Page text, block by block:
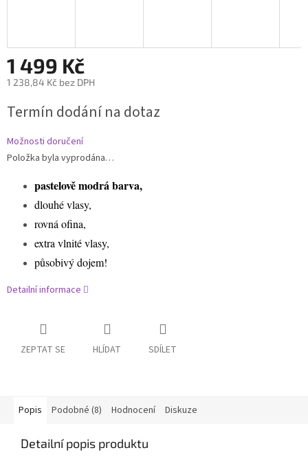
1 499 Kč
1 238,84 Kč bez DPH
cena:
Termín dodání na dotaz
Možnosti doručení
Položka byla vyprodána…
pastelově modrá barva,
dlouhé vlasy,
rovná ofina,
extra vlnité vlasy,
působivý dojem!
Detailní informace
ZEPTAT SE HLÍDAT SDÍLET
Popis Podobné (8) Hodnocení Diskuze
Detailní popis produktu